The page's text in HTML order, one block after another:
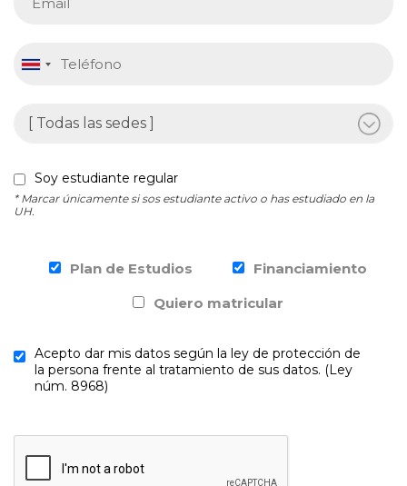
Soy estudiante regular
* Marcar únicamente si sos estudiante activo o has estudiado en la
UH.
Plan de Estudios
Financiamiento
Quiero matricular
Acepto dar mis datos según la ley de protección de
la persona frente al tratamiento de sus datos. (Ley
núm. 8968)